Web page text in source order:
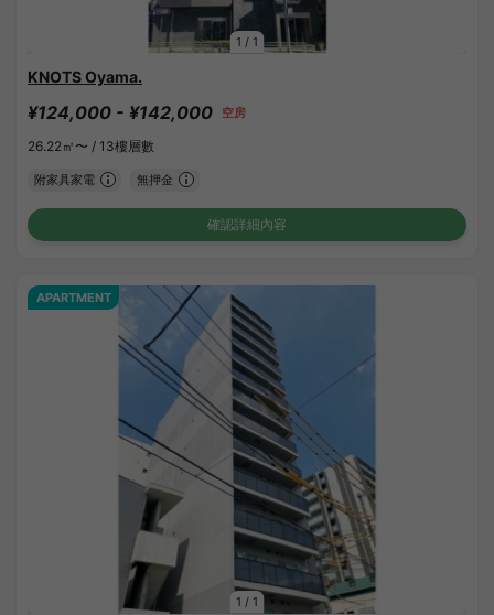
1 / 1
KNOTS Oyama.
¥124,000 - ¥142,000 空房
26.22㎡〜 / 13樓層數
附家具家電 無押金
確認詳細內容
1 / 1
APARTMENT